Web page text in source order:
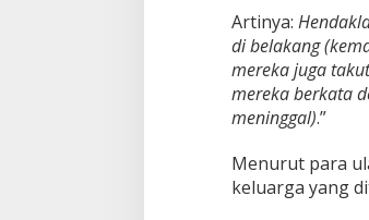
t
I
s
a
Artinya:
di belakang
mereka juga
mereka berkata
meninggal).”
Menurut para
keluarga yang